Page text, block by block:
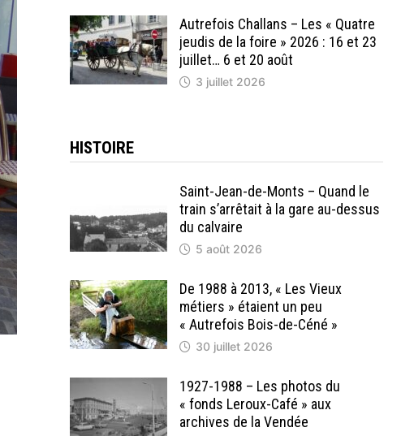
Autrefois Challans – Les « Quatre
jeudis de la foire » 2026 : 16 et 23
juillet… 6 et 20 août
3 juillet 2026
HISTOIRE
Saint-Jean-de-Monts – Quand le
train s’arrêtait à la gare au-dessus
du calvaire
5 août 2026
De 1988 à 2013, « Les Vieux
métiers » étaient un peu
« Autrefois Bois-de-Céné »
30 juillet 2026
1927-1988 – Les photos du
« fonds Leroux-Café » aux
archives de la Vendée